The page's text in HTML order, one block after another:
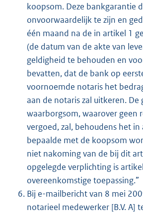
koopsom. Deze bankgarantie
onvoorwaardelijk te zijn en
één maand na de in artikel 1
(de datum van de akte van
geldigheid te behouden en
bevatten, dat de bank op
voornoemde notaris het
aan de notaris zal uitkeren. De
waarborgsom, waarover geen
vergoed, zal, behoudens het in
bepaalde met de koopsom
niet nakoming van de bij dit
opgelegde verplichting is
overeenkomstige toepassing.”
Bij e-mailbericht van 8 mei
notarieel medewerker [B.V. A]